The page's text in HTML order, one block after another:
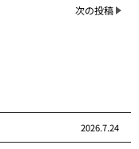
次の投稿
2026.7.24